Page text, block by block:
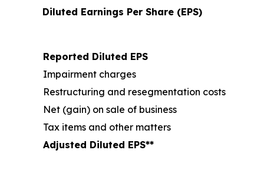
Diluted Earnings Per Share (EPS)
Reported Diluted EPS
Impairment charges
Restructuring and resegmentation costs
Net (gain) on sale of business
Tax items and other matters
Adjusted Diluted EPS**